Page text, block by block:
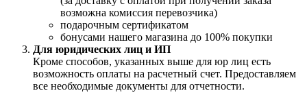
возможна комиссия перевозчика)
подарочным сертификатом
бонусами нашего магазина до 100% покупки
Для юридических лиц и ИП
Кроме способов, указанных выше для юр лиц есть
возможность оплаты на расчетный счет. Предоставляем
все необходимые документы для отчетности.